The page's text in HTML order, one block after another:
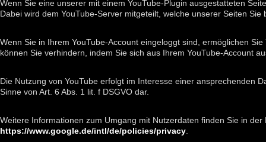
Wenn Sie eine unserer mit einem YouTube-Plugin ausgestatteten
Dabei wird dem YouTube-Server mitgeteilt, welche unserer Seiten Sie
Wenn Sie in Ihrem YouTube-Account eingeloggt sind, ermöglichen
können Sie verhindern, indem Sie sich aus Ihrem YouTube-Account
Die Nutzung von YouTube erfolgt im Interesse einer ansprechenden
Sinne von Art. 6 Abs. 1 lit. f DSGVO dar.
Weitere Informationen zum Umgang mit Nutzerdaten finden Sie in
https://www.google.de/intl/de/policies/privacy